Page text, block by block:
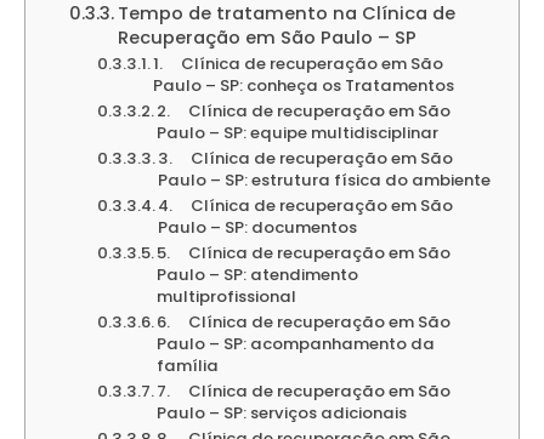
Tempo de tratamento na Clínica de
Recuperação em São Paulo – SP
1. Clínica de recuperação em São
Paulo – SP: conheça os Tratamentos
2. Clínica de recuperação em São
Paulo – SP: equipe multidisciplinar
3. Clínica de recuperação em São
Paulo – SP: estrutura física do ambiente
4. Clínica de recuperação em São
Paulo – SP: documentos
5. Clínica de recuperação em São
Paulo – SP: atendimento
multiprofissional
6. Clínica de recuperação em São
Paulo – SP: acompanhamento da
família
7. Clínica de recuperação em São
Paulo – SP: serviços adicionais